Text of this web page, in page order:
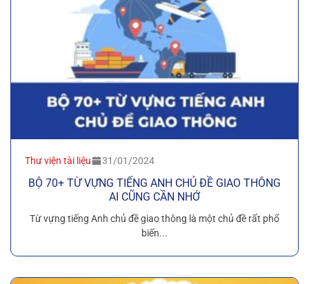
Thư viện tài liệu 31/01/2024
BỘ 70+ TỪ VỰNG TIẾNG ANH CHỦ ĐỀ GIAO THÔNG
AI CŨNG CẦN NHỚ
Từ vựng tiếng Anh chủ đề giao thông là một chủ đề rất phổ
biến...